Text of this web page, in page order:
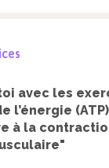
la matrice
de
avec les
l’énergie (ATP)
à la